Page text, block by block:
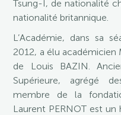
Tsung-I, de nationalité
nationalité britannique.
L’Académie, dans sa
2012, a élu académicien
de Louis BAZIN.
Supérieure, agrégé
membre de la
Laurent PERNOT est